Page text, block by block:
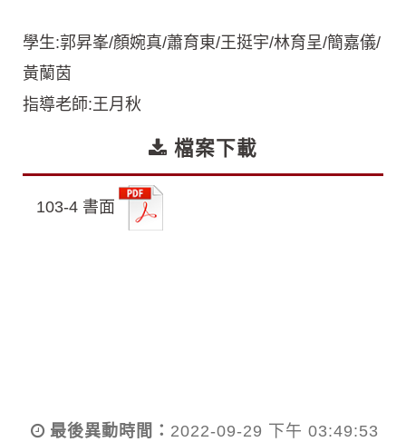
學生:郭昇峯/顏婉真/蕭育東/王挺宇/林育呈/簡嘉儀/
黃蘭茵
指導老師:王月秋
檔案下載
103-4 書面
最後異動時間： 2022-09-29 下午 03:49:53